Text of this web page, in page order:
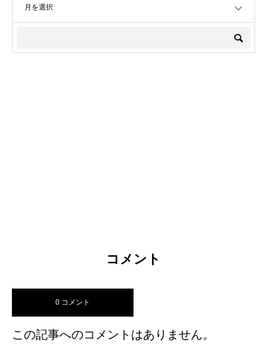
コメント
0 コメント
この記事へのコメントはありません。